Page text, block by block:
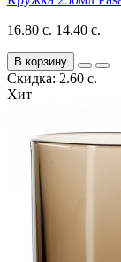
16.80 с. 14.40 с.
В корзину
Скидка: 2.60 с.
Хит